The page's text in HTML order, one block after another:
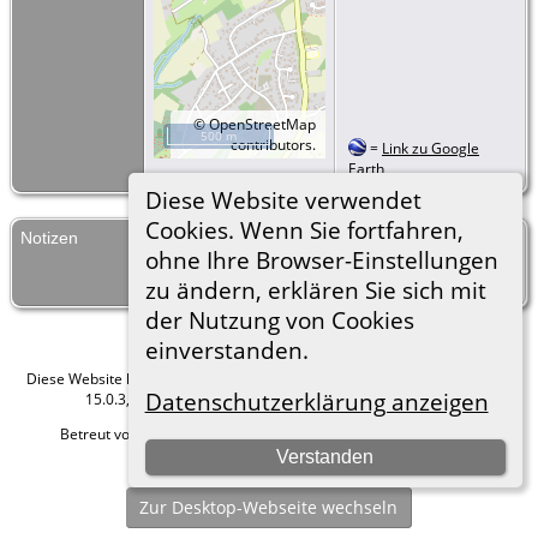
Diese Website verwendet
Cookies. Wenn Sie fortfahren,
ohne Ihre Browser-Einstellungen
zu ändern, erklären Sie sich mit
der Nutzung von Cookies
einverstanden.
Datenschutzerklärung anzeigen
Verstanden
©OpenStreetMap
contributors.
500 m
= Link zu Google
Earth
Notizen
Friedrich Becker hat am 21.2.1941 in
Bochum-Mitte unter Reg. 228 die
erste Ehe geschlossen.
Diese Website läuft mit
15.0.3, programmiert von Darrin Lythgoe © 2001-2026.
Betreut von
Hier geht es zum Impressum
Zur Desktop-Webseite wechseln